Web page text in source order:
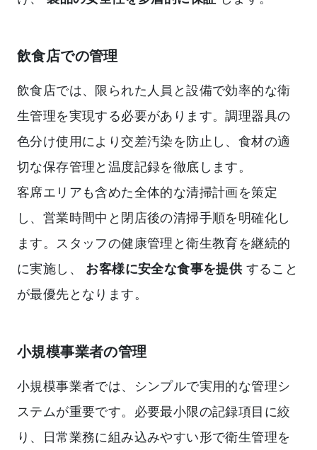
飲食店での管理
飲食店では、限られた人員と設備で効率的な衛
生管理を実現する必要があります。調理器具の
色分け使用により交差汚染を防止し、食材の適
切な保存管理と温度記録を徹底します。
客席エリアも含めた全体的な清掃計画を策定
し、営業時間中と閉店後の清掃手順を明確化し
ます。スタッフの健康管理と衛生教育を継続的
に実施し、 お客様に安全な食事を提供すること
が最優先となります。
小規模事業者の管理
小規模事業者では、シンプルで実用的な管理シ
ステムが重要です。必要最小限の記録項目に絞
り、日常業務に組み込みやすい形で衛生管理を